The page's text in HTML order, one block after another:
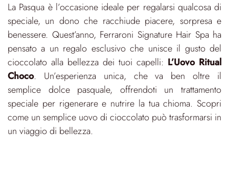
La Pasqua è l’occasione ideale per regalarsi qualcosa di
speciale, un dono che racchiude piacere, sorpresa e
benessere. Quest’anno, Ferraroni Signature Hair Spa ha
pensato a un regalo esclusivo che unisce il gusto del
cioccolato alla bellezza dei tuoi capelli: L’Uovo Ritual
Choco. Un’esperienza unica, che va ben oltre il
semplice dolce pasquale, offrendoti un trattamento
speciale per rigenerare e nutrire la tua chioma. Scopri
come un semplice uovo di cioccolato può trasformarsi in
un viaggio di bellezza.